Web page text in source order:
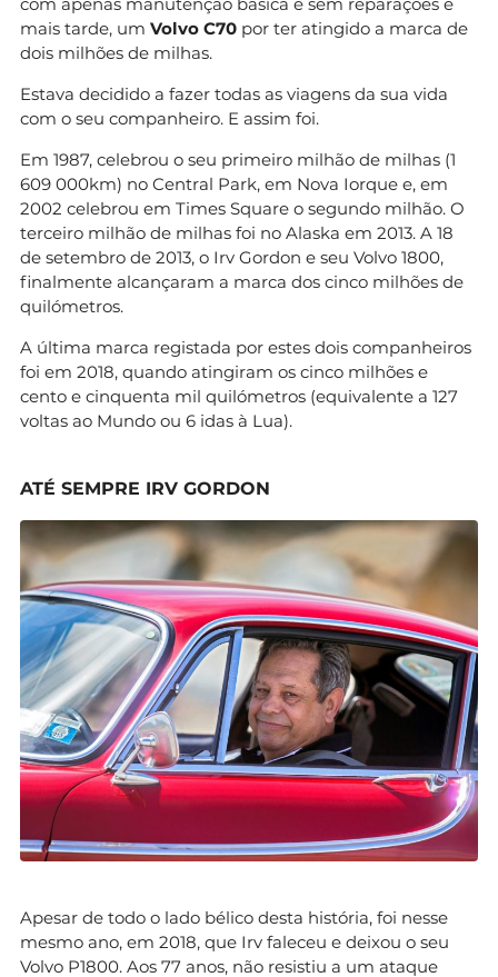
mais tarde, um Volvo C70 por ter atingido a marca de
dois milhões de milhas.
Estava decidido a fazer todas as viagens da sua vida
com o seu companheiro. E assim foi.
Em 1987, celebrou o seu primeiro milhão de milhas (1
609 000km) no Central Park, em Nova Iorque e, em
2002 celebrou em Times Square o segundo milhão. O
terceiro milhão de milhas foi no Alaska em 2013. A 18
de setembro de 2013, o Irv Gordon e seu Volvo 1800,
finalmente alcançaram a marca dos cinco milhões de
quilómetros.
A última marca registada por estes dois companheiros
foi em 2018, quando atingiram os cinco milhões e
cento e cinquenta mil quilómetros (equivalente a 127
voltas ao Mundo ou 6 idas à Lua).
ATÉ SEMPRE IRV GORDON
Apesar de todo o lado bélico desta história, foi nesse
mesmo ano, em 2018, que Irv faleceu e deixou o seu
Volvo P1800. Aos 77 anos, não resistiu a um ataque